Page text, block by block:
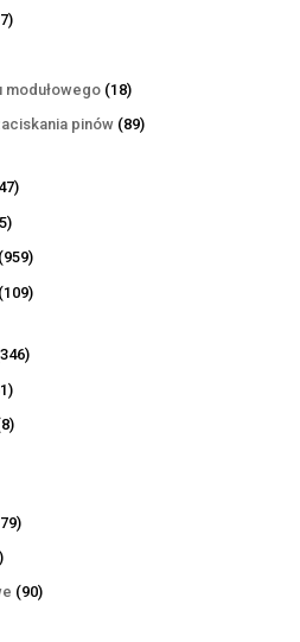
17
modułowego 1818
produktów
pinów 8989
147
55
produktów
959959
produktów
109109
346346
51
produktów
88
179
produkty
9090